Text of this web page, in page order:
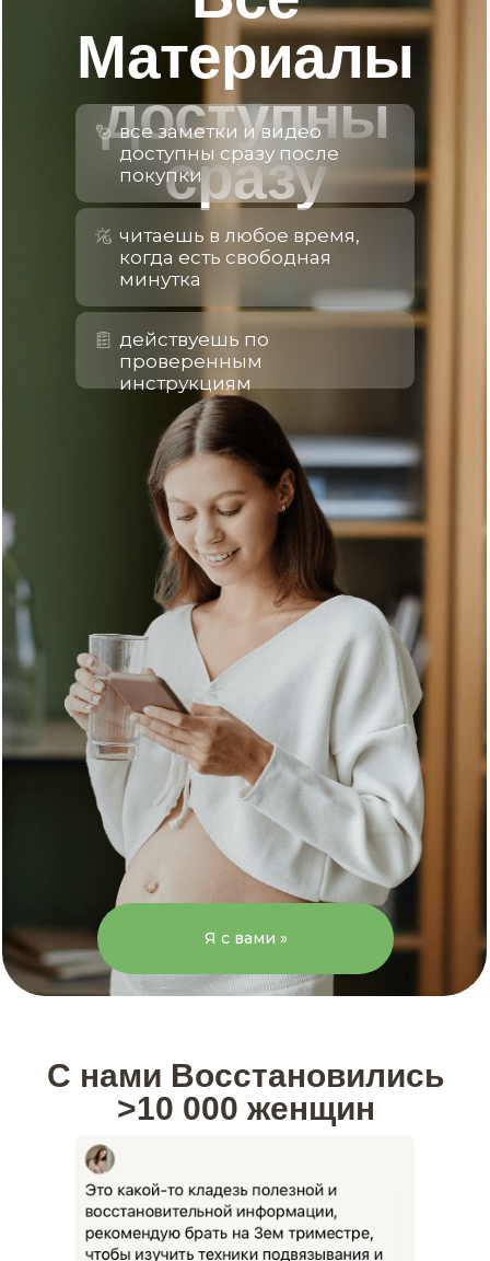
Материалы
доступны
сразу
все заметки и видео
доступны сразу после
покупки
читаешь в любое время,
когда есть свободная
минутка
Я с вами »
действуешь по
проверенным
инструкциям
С нами Восстановились
>10 000 женщин